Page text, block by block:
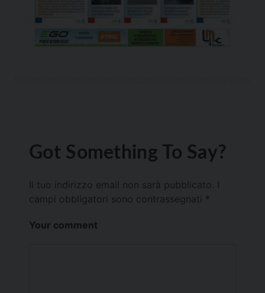
Got Something To Say?
Il tuo indirizzo email non sarà pubblicato.
campi obbligatori sono contrassegnati *
Your comment